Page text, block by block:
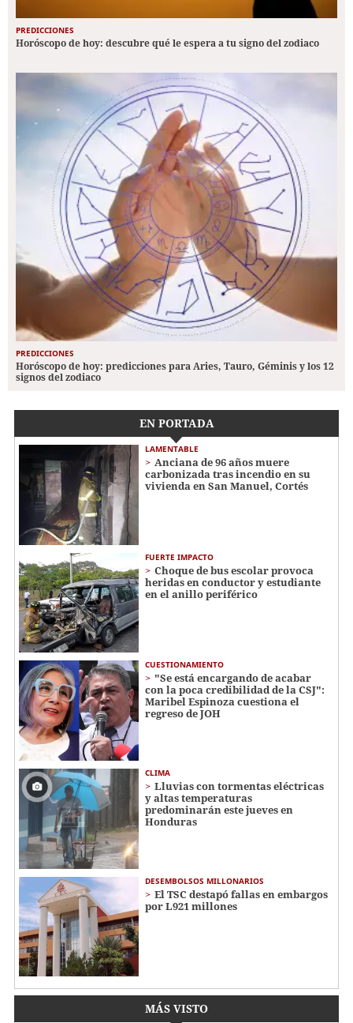
PREDICCIONES
Horóscopo de hoy: descubre qué le espera a tu signo del zodiaco
PREDICCIONES
Horóscopo de hoy: predicciones para Aries, Tauro, Géminis y los 12
signos del zodiaco
EN PORTADA
LAMENTABLE
Anciana de 96 años muere
carbonizada tras incendio en su
vivienda en San Manuel, Cortés
FUERTE IMPACTO
Choque de bus escolar provoca
heridas en conductor y estudiante
en el anillo periférico
CUESTIONAMIENTO
"Se está encargando de acabar
con la poca credibilidad de la CSJ":
Maribel Espinoza cuestiona el
regreso de JOH
CLIMA
Lluvias con tormentas eléctricas
y altas temperaturas
predominarán este jueves en
Honduras
DESEMBOLSOS MILLONARIOS
El TSC destapó fallas en embargos
por L921 millones
MÁS VISTO